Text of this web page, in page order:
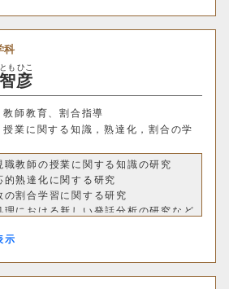
科
智
とも
彦
ひこ
教師教育、割合指導
授業に関する知識，熟達化，割合の学
職教師の授業に関する知識の研究
的熟達化に関する研究
の割合学習に関する研究
理における新しい発話分析の研究など
基礎理学科
工学科
テム学科